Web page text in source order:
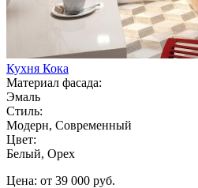
Кухня Кока
Материал фасада:
Эмаль
Стиль:
Модерн, Современный
Цвет:
Белый, Орех
Цена: от 39 000 руб.